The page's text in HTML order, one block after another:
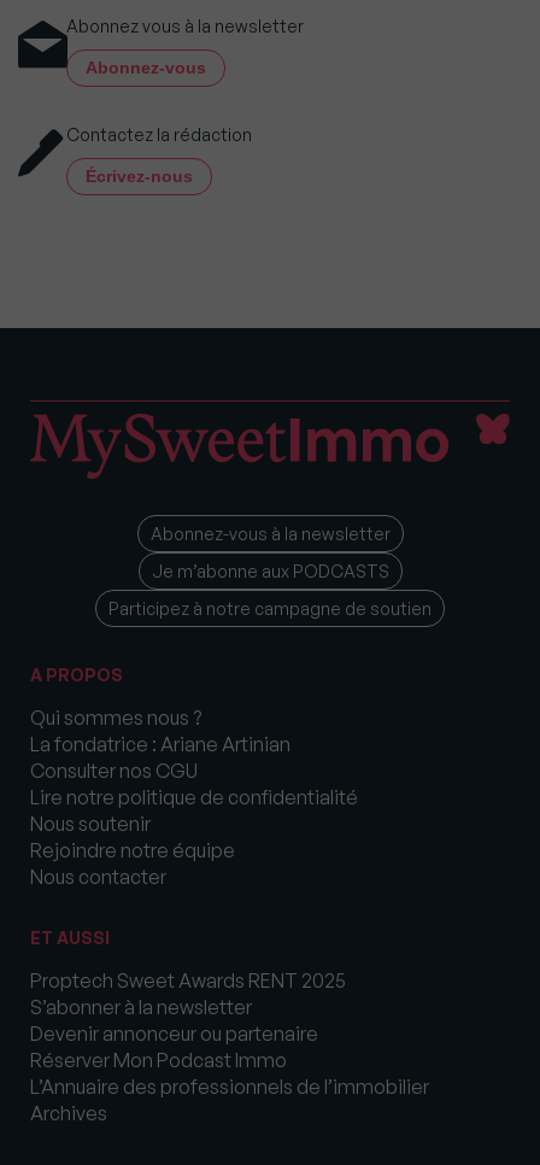
Abonnez vous à la newsletter
Abonnez-vous
Contactez la rédaction
Écrivez-nous
Abonnez-vous à la newsletter
Je m’abonne aux PODCASTS
Participez à notre campagne de soutien
A PROPOS
Qui sommes nous ?
La fondatrice : Ariane Artinian
Consulter nos CGU
Lire notre politique de confidentialité
Nous soutenir
Rejoindre notre équipe
Nous contacter
ET AUSSI
Proptech Sweet Awards RENT 2025
S’abonner à la newsletter
Devenir annonceur ou partenaire
Réserver Mon Podcast Immo
L’Annuaire des professionnels de l’immobilier
Archives